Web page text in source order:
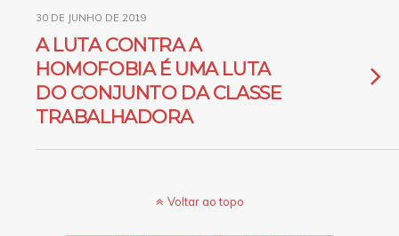
30 DE JUNHO DE 2019
A LUTA CONTRA A
HOMOFOBIA É UMA LUTA
DO CONJUNTO DA CLASSE
TRABALHADORA
Voltar ao topo